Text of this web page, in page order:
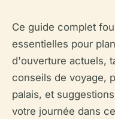
Ce guide complet
essentielles pour
d'ouverture actuels,
conseils de voyage,
palais, et
votre journée dans